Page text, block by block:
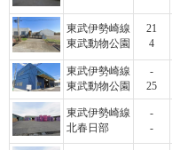
東武伊勢崎線
東武動物公園
21
4
東武伊勢崎線
東武動物公園
-
25
東武伊勢崎線
北春日部
-
-